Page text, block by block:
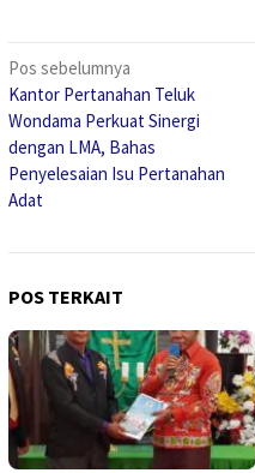
Navigasi
pos
Pos sebelumnya
Kantor Pertanahan Teluk
Wondama Perkuat Sinergi
dengan LMA, Bahas
Penyelesaian Isu Pertanahan
Adat
POS TERKAIT